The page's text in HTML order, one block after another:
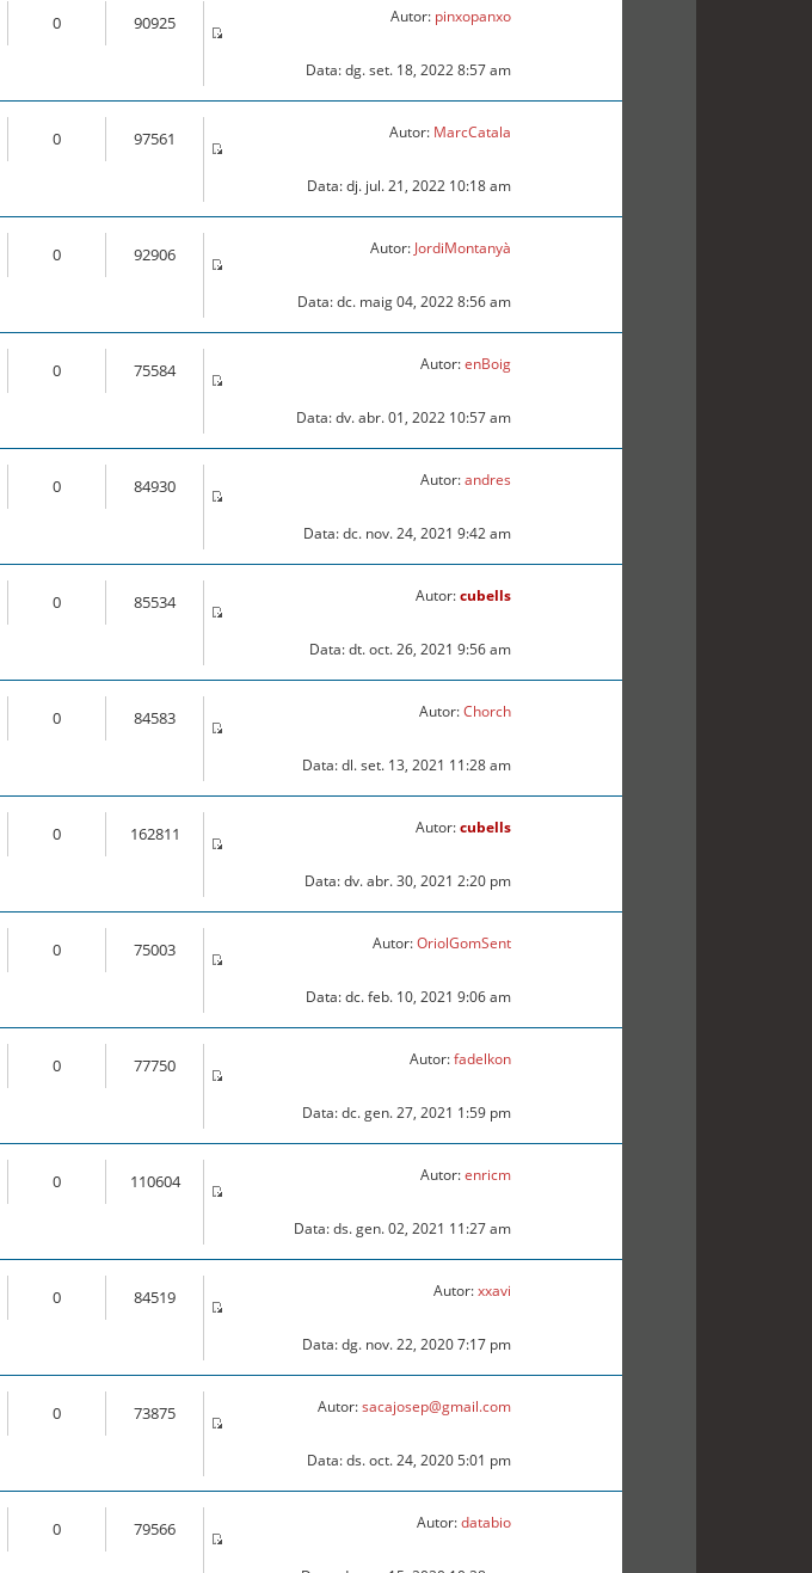
0 90925 Autor: pinxopanxo
Data: dg. set. 18, 2022 8:57 am
0 97561 Autor: MarcCatala
Data: dj. jul. 21, 2022 10:18 am
0 92906 Autor: JordiMontanyà
Data: dc. maig 04, 2022 8:56 am
0 75584 Autor:enBoig
Data: dv. abr. 01, 2022 10:57 am
0 84930 Autor:andres
Data: dc. nov. 24, 2021 9:42 am
0 85534 Autor:cubells
Data: dt. oct. 26, 2021 9:56 am
0 84583 Autor:Chorch
Data: dl. set. 13, 2021 11:28 am
0 162811 Autor:cubells
Data: dv. abr. 30, 2021 2:20 pm
0 75003 Autor:OriolGomSent
Data: dc. feb. 10, 2021 9:06 am
0 77750 Autor:fadelkon
Data: dc. gen. 27, 2021 1:59 pm
0 110604 Autor:enricm
Data: ds. gen. 02, 2021 11:27 am
0 84519 Autor:xxavi
Data: dg. nov. 22, 2020 7:17 pm
0 73875 Autor:sacajosep@gmail.com
Data: ds. oct. 24, 2020 5:01 pm
0 79566 Autor:databio